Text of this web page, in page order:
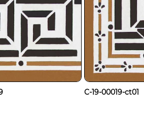
C-19-00019-ct01